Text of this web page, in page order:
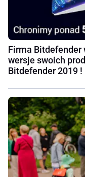
Firma Bitdefender
wersje swoich
Bitdefender 2019 !